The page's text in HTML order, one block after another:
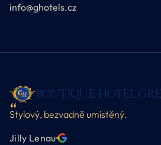
info@ghotels.cz
BOUTIQUE HOTEL
Stylový, bezvadně umístěný.
Jilly Lenau·